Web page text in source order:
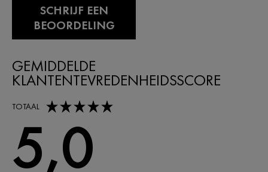
SCHRIJF EEN
BEOORDELING
GEMIDDELDE
KLANTENTEVREDENHEIDSSCORE
TOTAAL
5,0 out of 5 stars
5,0